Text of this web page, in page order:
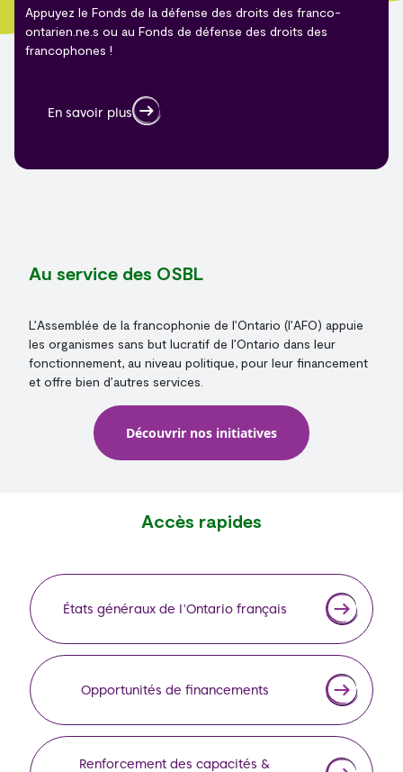
Appuyez le Fonds de la défense des droits des franco-
ontarien.ne.s ou au Fonds de défense des droits des
francophones !
En savoir plus
Au service des OSBL
L’Assemblée de la francophonie de l’Ontario (l’AFO) appuie
les organismes sans but lucratif de l’Ontario dans leur
fonctionnement, au niveau politique, pour leur financement
et offre bien d’autres services.
Découvrir nos initiatives
Accès rapides
États généraux de l'Ontario français
Opportunités de financements
Renforcement des capacités &